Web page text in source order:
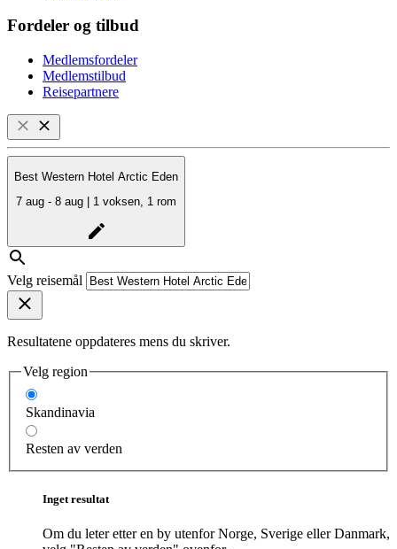
Fordeler og tilbud
Medlemsfordeler
Medlemstilbud
Reisepartnere
Best Western Hotel Arctic Eden
7 aug - 8 aug | 1 voksen, 1 rom
Velg reisemål
Resultatene oppdateres mens du skriver.
Velg region
Skandinavia
Resten av verden
Inget resultat
Om du leter etter en by utenfor Norge, Sverige eller Danmark,